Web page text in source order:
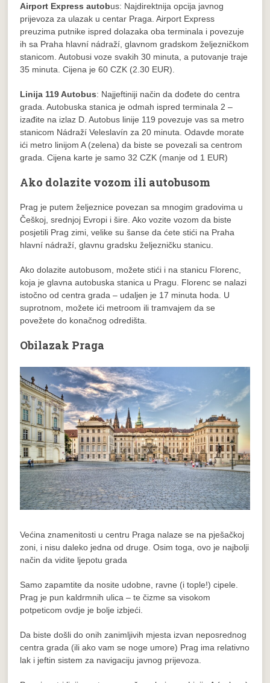
Airport Express autobus: Najdirektnija opcija javnog
prijevoza za ulazak u centar Praga. Airport Express
preuzima putnike ispred dolazaka oba terminala i povezuje
ih sa Praha hlavní nádraží, glavnom gradskom željezničkom
stanicom. Autobusi voze svakih 30 minuta, a putovanje traje
35 minuta. Cijena je 60 CZK (2.30 EUR).
Linija 119 Autobus: Najjeftiniji način da dođete do centra
grada. Autobuska stanica je odmah ispred terminala 2 –
izađite na izlaz D. Autobus linije 119 povezuje vas sa metro
stanicom Nádraží Veleslavín za 20 minuta. Odavde morate
ići metro linijom A (zelena) da biste se povezali sa centrom
grada. Cijena karte je samo 32 CZK (manje od 1 EUR)
Ako dolazite vozom ili autobusom
Prag je putem željeznice povezan sa mnogim gradovima u
Češkoj, srednjoj Evropi i šire. Ako vozite vozom da biste
posjetili Prag zimi, velike su šanse da ćete stići na Praha
hlavní nádraží, glavnu gradsku željezničku stanicu.
Ako dolazite autobusom, možete stići i na stanicu Florenc,
koja je glavna autobuska stanica u Pragu. Florenc se nalazi
istočno od centra grada – udaljen je 17 minuta hoda. U
suprotnom, možete ići metroom ili tramvajem da se
povežete do konačnog odredišta.
Obilazak Praga
Većina znamenitosti u centru Praga nalaze se na pješačkoj
zoni, i nisu daleko jedna od druge. Osim toga, ovo je najbolji
način da vidite ljepotu grada
Samo zapamtite da nosite udobne, ravne (i tople!) cipele.
Prag je pun kaldrmnih ulica – te čizme sa visokom
potpeticom ovdje je bolje izbjeći.
Da biste došli do onih zanimljivih mjesta izvan neposrednog
centra grada (ili ako vam se noge umore) Prag ima relativno
lak i jeftin sistem za navigaciju javnog prijevoza.